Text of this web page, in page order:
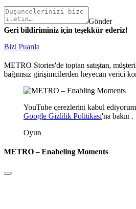
Gönder
Geri bildiriminiz için teşekkür ederiz!
Bizi Puanla
METRO Stories'de toptan satıştan,
bağımsız girişimcilerden heyecan verici
YouTube çerezlerini kabul
Google Gizlilik Politikası'na bakın .
Oyun
METRO – Enabeling Moments